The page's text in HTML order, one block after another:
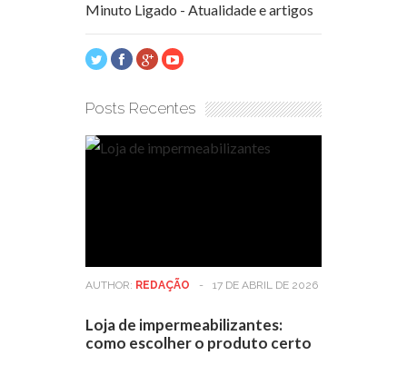
Minuto Ligado - Atualidade e artigos
Posts Recentes
AUTHOR: REDAÇÃO - 17 DE ABRIL DE 2026
Loja de impermeabilizantes:
como escolher o produto certo